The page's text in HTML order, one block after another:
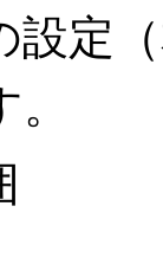
設定